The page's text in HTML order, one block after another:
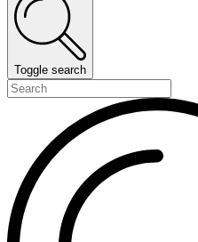
Toggle search